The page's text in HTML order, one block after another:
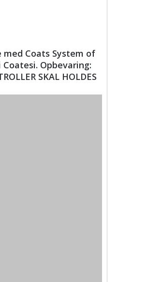
med Coats System of
Opbevaring:
SKAL HOLDES